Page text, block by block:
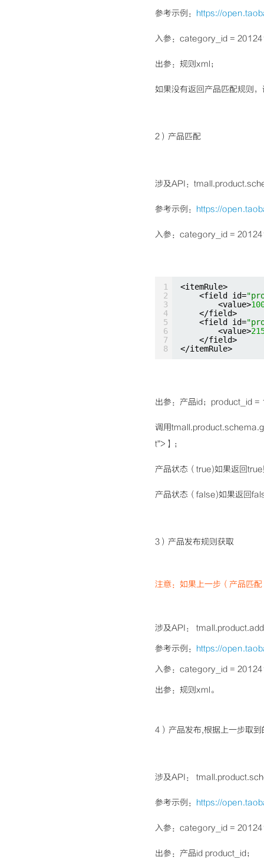
参考示例： https://
入参：category_id =
出参：规则xml；
如果没有返回产品匹配规则
2）产品匹配
涉及API：
参考示例： https://
入参：category_id =
1
2
3
4
5
6
7
8
<itemRule>
<field id=
<value>
</field>
<field id=
<value>
</field>
</itemRule>
出参：产品id；product_id
调用
t">】；
产品状态（true)如果返回
产品状态（false)如果返回
3）产品发布规则获取
注意：如果上一步（产品匹
涉及API：
参考示例： https://
入参：category_id =
出参：规则xml。
4）产品发布,根据上一步取
涉及API：
参考示例： https://
入参：category_id =
出参：产品id product_id；